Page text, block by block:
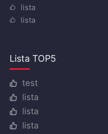
lista
lista
Lista TOP5
test
lista
lista
lista